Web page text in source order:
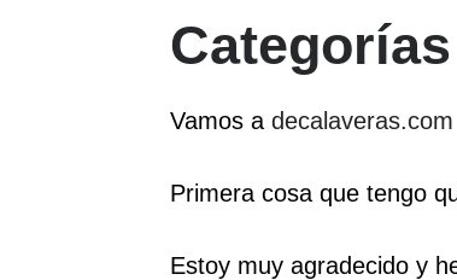
Vamos a decalaveras.com
Primera cosa que tengo
Estoy muy agradecido y